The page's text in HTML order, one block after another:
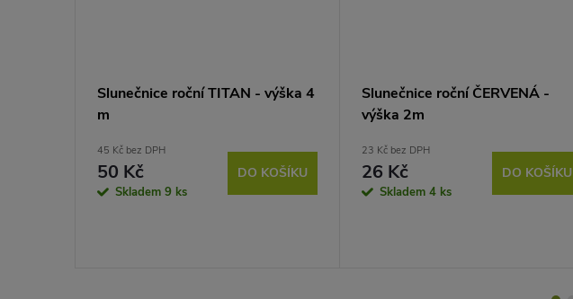
Slunečnice roční TITAN - výška 4
m
45 Kč bez DPH
50 Kč
Skladem 9 ks
DO KOŠÍKU
Slunečnice roční ČERVENÁ -
výška 2m
23 Kč bez DPH
26 Kč
Skladem 4 ks
DO KOŠÍKU